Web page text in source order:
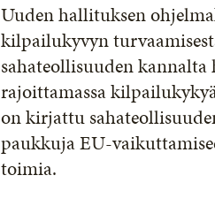
Uuden hallituksen
kilpailukyvyn
sahateollisuuden kannalta
rajoittamassa
on kirjattu
paukkuja EU-
toimia.